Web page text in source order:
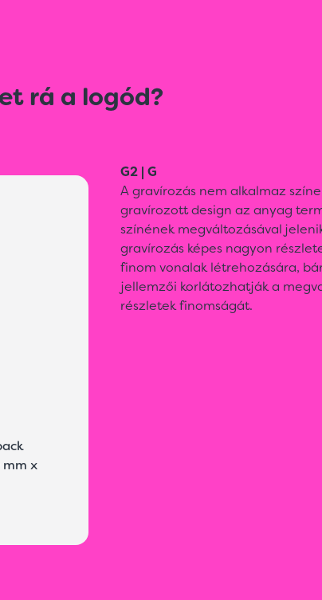
rá a logód?
x
G2 | G
A gravírozás nem alkalmaz
gravírozott design az anyag
színének megváltozásával
gravírozás képes nagyon
finom vonalak létrehozására,
jellemzői korlátozhatják a
részletek finomságát.